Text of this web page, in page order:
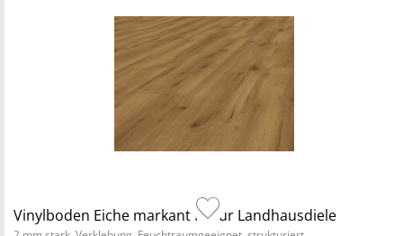
Vinylboden Eiche markant Natur Landhausdiele